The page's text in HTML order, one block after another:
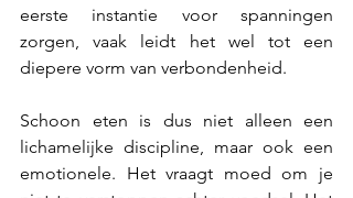
eerste instantie voor spanningen
zorgen, vaak leidt het wel tot een
diepere vorm van verbondenheid.
Schoon eten is dus niet alleen een
lichamelijke discipline, maar ook een
emotionele. Het vraagt moed om je